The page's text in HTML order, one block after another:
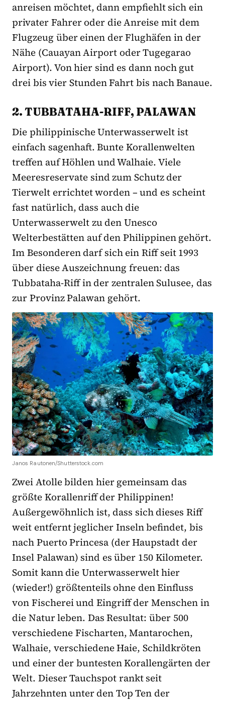
anreisen möchtet, dann empfiehlt sich ein
privater Fahrer oder die Anreise mit dem
Flugzeug über einen der Flughäfen in der
Nähe (Cauayan Airport oder Tugegarao
Airport). Von hier sind es dann noch gut
drei bis vier Stunden Fahrt bis nach Banaue.
2. TUBBATAHA-RIFF, PALAWAN
Die philippinische Unterwasserwelt ist
einfach sagenhaft. Bunte Korallenwelten
treffen auf Höhlen und Walhaie. Viele
Meeresreservate sind zum Schutz der
Tierwelt errichtet worden – und es scheint
fast natürlich, dass auch die
Unterwasserwelt zu den Unesco
Welterbestätten auf den Philippinen gehört.
Im Besonderen darf sich ein Riff seit 1993
über diese Auszeichnung freuen: das
Tubbataha-Riff in der zentralen Sulusee, das
zur Provinz Palawan gehört.
Janos Rautonen/Shutterstock.com
Zwei Atolle bilden hier gemeinsam das
größte Korallenriff der Philippinen!
Außergewöhnlich ist, dass sich dieses Riff
weit entfernt jeglicher Inseln befindet, bis
nach Puerto Princesa (der Haupstadt der
Insel Palawan) sind es über 150 Kilometer.
Somit kann die Unterwasserwelt hier
(wieder!) größtenteils ohne den Einfluss
von Fischerei und Eingriff der Menschen in
die Natur leben. Das Resultat: über 500
verschiedene Fischarten, Mantarochen,
Walhaie, verschiedene Haie, Schildkröten
und einer der buntesten Korallengärten der
Welt. Dieser Tauchspot rankt seit
Jahrzehnten unter den Top Ten der